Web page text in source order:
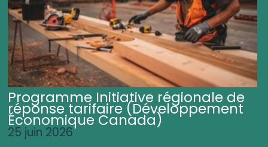
Programme Initiative régionale de
réponse tarifaire (Développement
Économique Canada)
25 juin 2026